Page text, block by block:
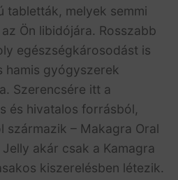
tabletták, melyek semmi
Ön libidójára. Rosszabb
egészségkárosodást is
hamis gyógyszerek
Szerencsére itt a
és hivatalos forrásból,
– Makagra Oral
akár csak a Kamagra
kiszerelésben létezik.